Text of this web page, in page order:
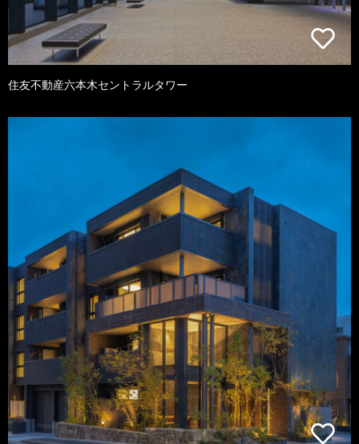
住友不動産六本木セントラルタワー